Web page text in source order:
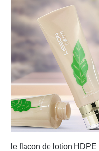
le flacon de lotion